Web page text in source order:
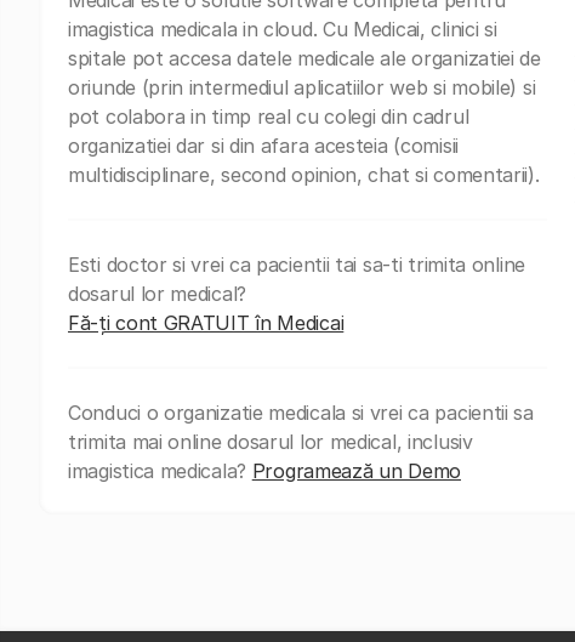
imagistica medicala in cloud. Cu Medicai, clinici si
spitale pot accesa datele medicale ale organizatiei de
oriunde (prin intermediul aplicatiilor web si mobile) si
pot colabora in timp real cu colegi din cadrul
organizatiei dar si din afara acesteia (comisii
multidisciplinare, second opinion, chat si comentarii).
Esti doctor si vrei ca pacientii tai sa-ti trimita online
dosarul lor medical?
Fă-ți cont GRATUIT în Medicai
Conduci o organizatie medicala si vrei ca pacientii sa
trimita mai online dosarul lor medical, inclusiv
imagistica medicala? Programează un Demo